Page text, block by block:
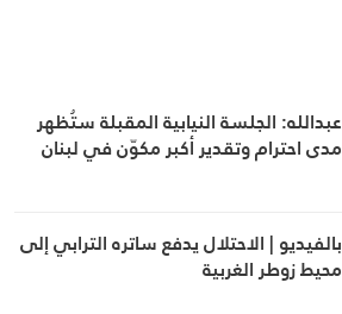
عبدالله: الجلسة النيابية المقبلة ستُظهر
مدى احترام وتقدير أكبر مكوّن في لبنان
بالفيديو | الاحتلال يدفع ساتره الترابي إلى
محيط زوطر الغربية